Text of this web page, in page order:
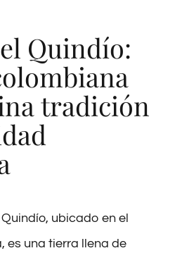
Quindío:
tradición
ubicado en el
es una tierra llena de